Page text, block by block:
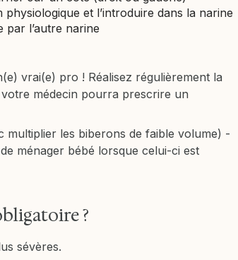
physiologique et l’introduire dans la narine
par l’autre narine
vrai(e) pro ! Réalisez régulièrement la
médecin pourra prescrire un
multiplier les biberons de faible volume) -
ménager bébé lorsque celui-ci est
?
sévères.